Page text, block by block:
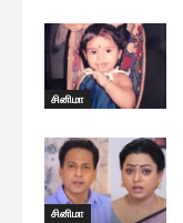
சினிமா
சினிமா